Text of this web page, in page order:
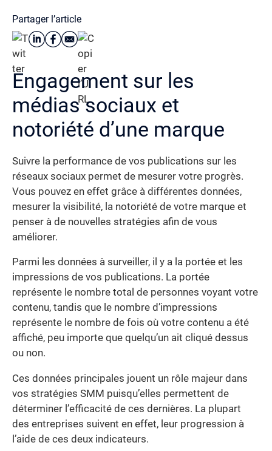
Partager l’article
Engagement sur les
médias sociaux et
notoriété d’une marque
Suivre la performance de vos publications sur les
réseaux sociaux permet de mesurer votre progrès.
Vous pouvez en effet grâce à différentes données,
mesurer la visibilité, la notoriété de votre marque et
penser à de nouvelles stratégies afin de vous
améliorer.
Parmi les données à surveiller, il y a la portée et les
impressions de vos publications. La portée
représente le nombre total de personnes voyant votre
contenu, tandis que le nombre d’impressions
représente le nombre de fois où votre contenu a été
affiché, peu importe que quelqu’un ait cliqué dessus
ou non.
Ces données principales jouent un rôle majeur dans
vos stratégies SMM puisqu’elles permettent de
déterminer l’efficacité de ces dernières. La plupart
des entreprises suivent en effet, leur progression à
l’aide de ces deux indicateurs.